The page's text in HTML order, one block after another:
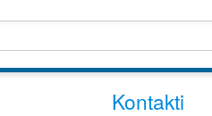
Kontakti